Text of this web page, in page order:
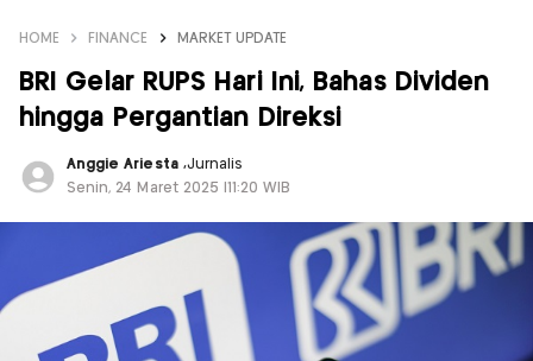
HOME FINANCE MARKET UPDATE
BRI Gelar RUPS Hari Ini, Bahas Dividen
hingga Pergantian Direksi
Anggie Ariesta ,Jurnalis
Senin, 24 Maret 2025 |11:20 WIB